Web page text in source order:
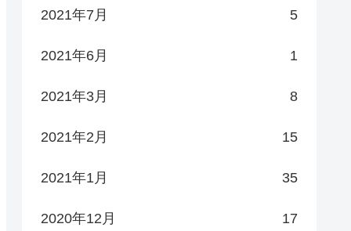
2021年7月 5
2021年6月 1
2021年3月 8
2021年2月 15
2021年1月 35
2020年12月 17